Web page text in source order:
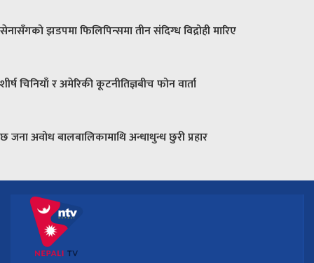
सेनासँगको झडपमा फिलिपिन्समा तीन संदिग्ध विद्रोही मारिए
शीर्ष चिनियाँ र अमेरिकी कूटनीतिज्ञबीच फोन वार्ता
छ जना अवोध बालबालिकामाथि अन्धाधुन्ध छुरी प्रहार